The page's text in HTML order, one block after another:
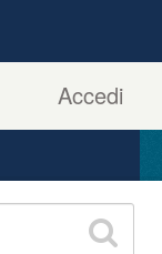
Accedi